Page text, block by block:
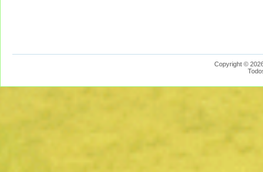
Copyright ©